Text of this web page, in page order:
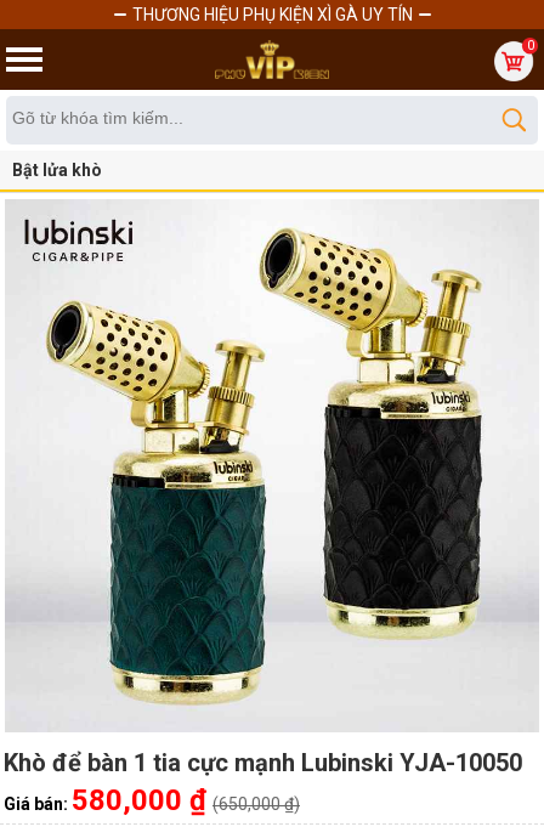
0
Bật lửa khò
Khò để bàn 1 tia cực mạnh Lubinski YJA-10050
Giá bán: 580,000 ₫ (650,000 ₫)
THƯƠNG HIỆU PHỤ KIỆN XÌ GÀ UY TÍN